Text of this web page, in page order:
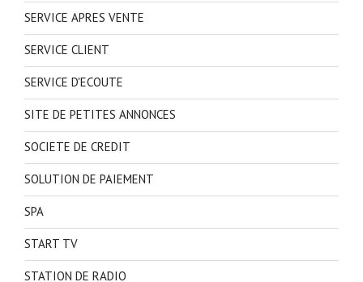
SERVICE APRES VENTE
SERVICE CLIENT
SERVICE D'ECOUTE
SITE DE PETITES ANNONCES
SOCIETE DE CREDIT
SOLUTION DE PAIEMENT
SPA
START TV
STATION DE RADIO